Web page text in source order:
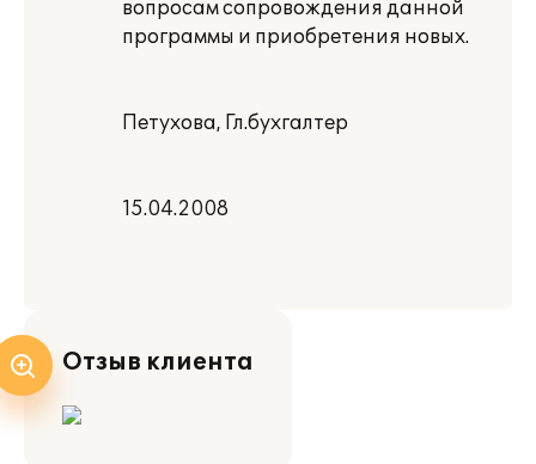
вопросам сопровождения данной
программы и приобретения новых.
Петухова, Гл.бухгалтер
15.04.2008
Отзыв клиента